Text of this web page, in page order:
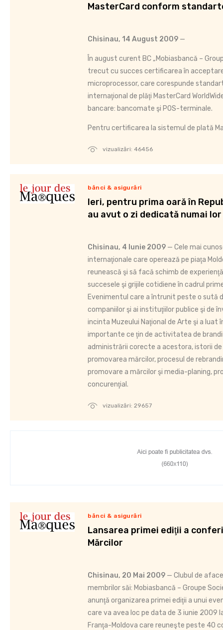
vizualizări: 46456
MasterCard conform
Chisinau, 14 August 2009 —
În august curent BC „Mobiasbancă –
trecut cu succes certificarea în
microprocessor, care corespunde
internaţional de plăţi MasterCard
bancare: bancomate şi POS-terminale.
Pentru certificarea la sistemul de plată
vizualizări: 29657
bănci & asigurări
Ieri, pentru prima oară în
au avut o zi dedicată numai lor
Chisinau, 4 Iunie 2009 — Cele mai
internaţionale care operează pe piaţa
reunească şi să facă schimb de
succesele şi grijile cotidiene în cadrul
Evenimentul care a întrunit peste o sută
companiilor şi ai instituţiilor publice şi de
incinta Muzeului Naţional de Arte şi a luat
importante ce ţin de activitatea de
administrării corecte a acestora, istorii
promovarea mărcilor, procesul de
promovare a mărcilor şi media-planing,
concurenţial.
bănci & asigurări
Lansarea primei ediţii a
Mărcilor
Chisinau, 20 Mai 2009 — Clubul de
membrilor săi: Mobiasbancă – Groupe
anunţă organizarea primei ediţii a unui
care va avea loc pe data de 3 iunie 2009
Franţa-Moldova care reuneşte peste 40